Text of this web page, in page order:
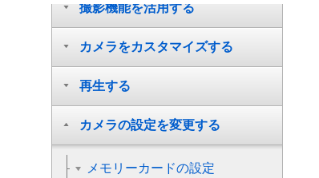
撮影機能を活用する
カメラをカスタマイズする
再生する
カメラの設定を変更する
メモリーカードの設定